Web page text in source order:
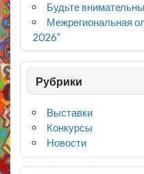
Будьте
Межрегиональная
2026”
Рубрики
Выставки
Конкурсы
Новости